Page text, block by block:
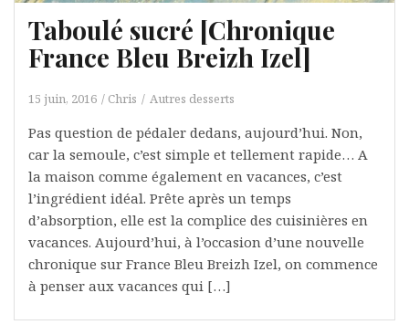
Taboulé sucré [Chronique
France Bleu Breizh Izel]
15 juin, 2016 Chris Autres desserts
Pas question de pédaler dedans, aujourd’hui. Non,
car la semoule, c’est simple et tellement rapide… A
la maison comme également en vacances, c’est
l’ingrédient idéal. Prête après un temps
d’absorption, elle est la complice des cuisinières en
vacances. Aujourd’hui, à l’occasion d’une nouvelle
chronique sur France Bleu Breizh Izel, on commence
à penser aux vacances qui […]